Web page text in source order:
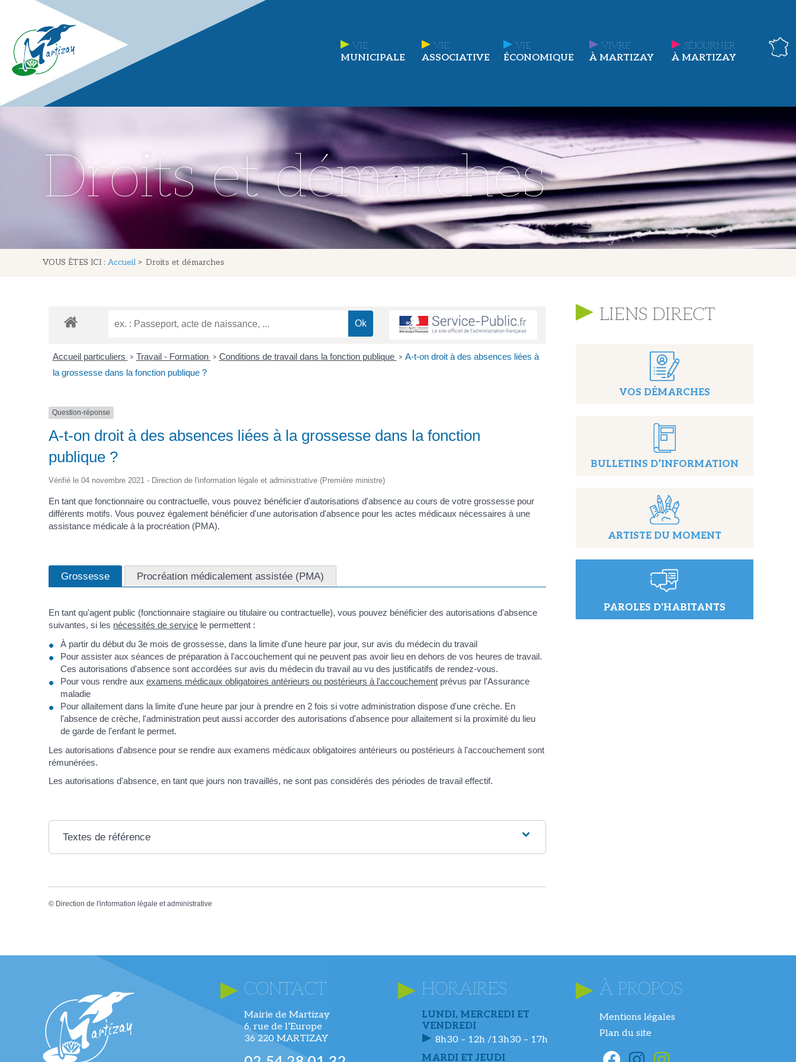
VIE
MUNICIPALE
VIE
ASSOCIATIVE
VIE
ÉCONOMIQUE
VIVRE
À MARTIZAY
SÉJOURNER
À MARTIZAY
Droits et démarches
VOUS ÊTES ICI : Accueil > Droits et démarches
Accueil particuliers > Travail - Formation > Conditions de travail dans la fonction publique > A-t-on droit à des absences liées à
la grossesse dans la fonction publique ?
Question-réponse
A-t-on droit à des absences liées à la grossesse dans la fonction
publique ?
Vérifié le 04 novembre 2021 - Direction de l'information légale et administrative (Première ministre)
En tant que fonctionnaire ou contractuelle, vous pouvez bénéficier d'autorisations d'absence au cours de votre grossesse pour
différents motifs. Vous pouvez également bénéficier d'une autorisation d'absence pour les actes médicaux nécessaires à une
assistance médicale à la procréation (PMA).
Grossesse Procréation médicalement assistée (PMA)
En tant qu'agent public (fonctionnaire stagiaire ou titulaire ou contractuelle), vous pouvez bénéficier des autorisations d'absence
suivantes, si les nécessités de service le permettent :
À partir du début du 3e mois de grossesse, dans la limite d'une heure par jour, sur avis du médecin du travail
Pour assister aux séances de préparation à l'accouchement qui ne peuvent pas avoir lieu en dehors de vos heures de travail.
Ces autorisations d'absence sont accordées sur avis du médecin du travail au vu des justificatifs de rendez-vous.
Pour vous rendre aux examens médicaux obligatoires antérieurs ou postérieurs à l'accouchement prévus par l'Assurance
maladie
Pour allaitement dans la limite d'une heure par jour à prendre en 2 fois si votre administration dispose d'une crèche. En
l'absence de crèche, l'administration peut aussi accorder des autorisations d'absence pour allaitement si la proximité du lieu
de garde de l'enfant le permet.
Les autorisations d'absence pour se rendre aux examens médicaux obligatoires antérieurs ou postérieurs à l'accouchement sont
rémunérées.
Les autorisations d'absence, en tant que jours non travaillés, ne sont pas considérés des périodes de travail effectif.
Textes de référence
© Direction de l'information légale et administrative
LIENS DIRECT
VOS DÉMARCHES
BULLETINS D’INFORMATION
ARTISTE DU MOMENT
PAROLES D'HABITANTS
CONTACT
Mairie de Martizay
6, rue de l’Europe
36 220 MARTIZAY
HORAIRES
LUNDI, MERCREDI ET
VENDREDI
8h30 – 12h /13h30 – 17h
MARDI ET JEUDI
À PROPOS
Mentions légales
Plan du site